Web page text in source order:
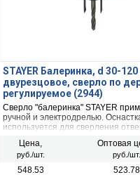
STAYER Балеринка, d 30-
двурезцовое, сверло по
регулируемое (2944)
Сверло "балеринка" STAYER
ручной и электродрелью.
используется для сверления
древесина и т.д.
Цена,
руб./шт.
Оптовая
руб./шт.
548.53 523.78